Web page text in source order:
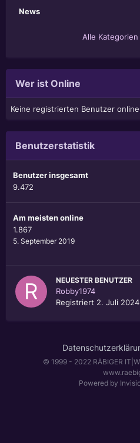
News
Alle
Wer ist Online
Keine registrierten Benutzer
Benutzerstatistik
Benutzer insgesamt
9.472
Am meisten online
1.867
5. September 2019
NEUESTER BENUTZER
Robby1974
Registriert 2. Juli 2024
© 1999 - 2022 RÄBIGER
Powered by